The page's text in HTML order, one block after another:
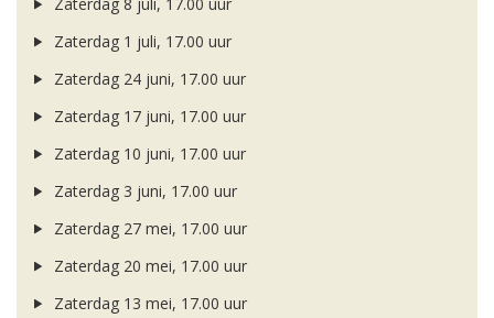
Zaterdag 8 juli, 17.00 uur
Zaterdag 1 juli, 17.00 uur
Zaterdag 24 juni, 17.00 uur
Zaterdag 17 juni, 17.00 uur
Zaterdag 10 juni, 17.00 uur
Zaterdag 3 juni, 17.00 uur
Zaterdag 27 mei, 17.00 uur
Zaterdag 20 mei, 17.00 uur
Zaterdag 13 mei, 17.00 uur